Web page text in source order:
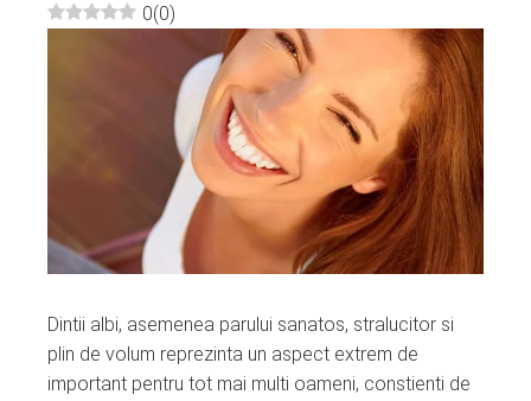
0(0)
Dintii albi, asemenea parului sanatos, stralucitor si
plin de volum reprezinta un aspect extrem de
important pentru tot mai multi oameni, constienti de